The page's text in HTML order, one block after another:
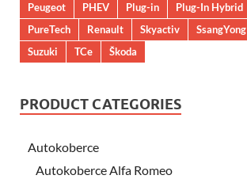
Peugeot
PHEV Plug-in Plug-In Hybrid
PureTech
Renault Skyactiv SsangYong
Suzuki
TCe Škoda
PRODUCT CATEGORIES
Autokoberce
Autokoberce Alfa Romeo